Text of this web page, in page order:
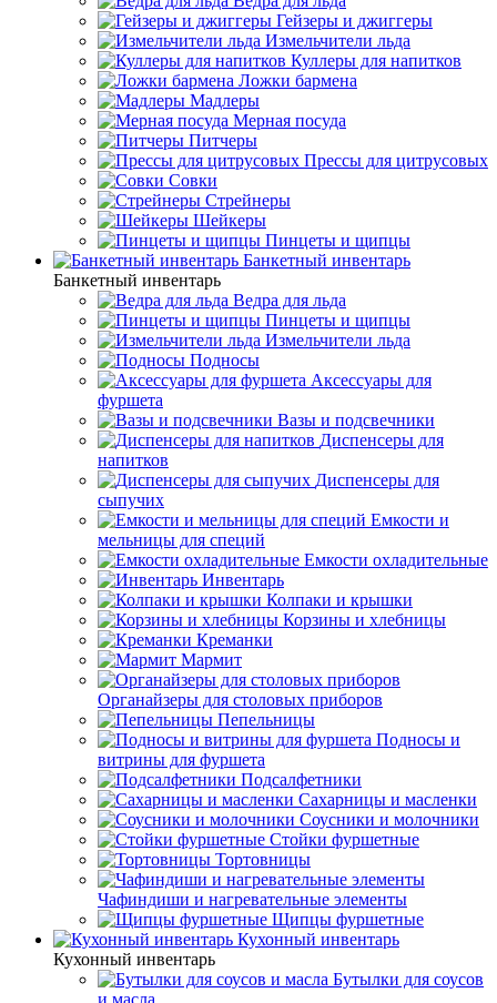
Гейзеры и джиггеры
Измельчители льда
Куллеры для напитков
Ложки бармена
Мадлеры
Мерная посуда
Питчеры
Прессы для цитрусовых
Совки
Стрейнеры
Шейкеры
Пинцеты и щипцы
Банкетный инвентарь
Банкетный инвентарь
Ведра для льда
Пинцеты и щипцы
Измельчители льда
Подносы
Аксессуары для
фуршета
Вазы и подсвечники
Диспенсеры для
напитков
Диспенсеры для
сыпучих
Емкости и
мельницы для специй
Емкости охладительные
Инвентарь
Колпаки и крышки
Корзины и хлебницы
Креманки
Мармит
Органайзеры для столовых приборов
Пепельницы
Подносы и
витрины для фуршета
Подсалфетники
Сахарницы и масленки
Соусники и молочники
Стойки фуршетные
Тортовницы
Чафиндиши и нагревательные элементы
Щипцы фуршетные
Кухонный инвентарь
Кухонный инвентарь
Бутылки для соусов
и масла